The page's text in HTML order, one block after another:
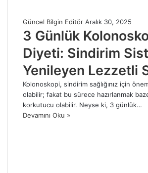
Güncel Bilgin Editör Aralık 30, 2025
3 Günlük
Diyeti: Sindirim
Yenileyen Lezzetli
Kolonoskopi, sindirim sağlığınız için
olabilir; fakat bu sürece hazırlanmak
korkutucu olabilir. Neyse ki, 3 günlük…
Devamını Oku »